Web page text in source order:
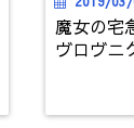
魔女の宅
ヴロヴニ